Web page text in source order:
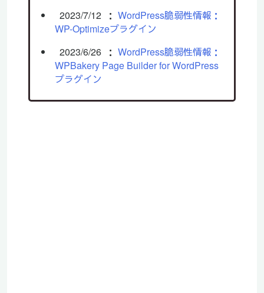
2023/7/12
： WordPress脆弱性情報：
WP-Optimizeプラグイン
2023/6/26
： WordPress脆弱性情報：
WPBakery Page Builder for WordPress
プラグイン